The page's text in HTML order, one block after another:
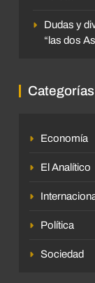
Dudas y
“las dos
Categorías
Economía
El Analítico
Política
Sociedad